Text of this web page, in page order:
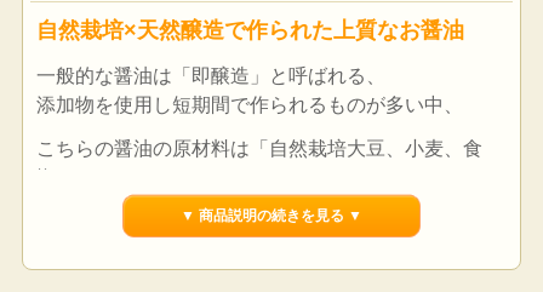
自然栽培×天然醸造で作られた上質なお醤油
一般的な醤油は「即醸造」と呼ばれる、
添加物を使用し短期間で作られるものが多い中、
こちらの醤油の原材料は「自然栽培大豆、小麦、食
添加や促進をせず、木桶仕込みで2年発酵熟成し作ら
▼ 商品説明の続きを見る ▼